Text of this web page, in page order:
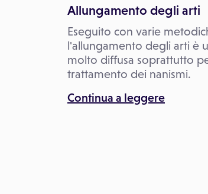
Allungamento degli arti
Eseguito con varie
l'allungamento degli arti è
molto diffusa soprattutto
trattamento dei nanismi.
Continua a leggere